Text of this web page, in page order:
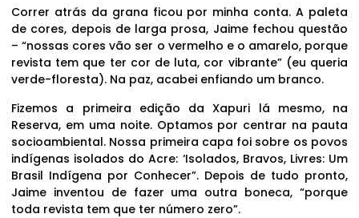
Correr atrás da grana ficou por minha conta. A paleta
de cores, depois de larga prosa, Jaime fechou questão
– “nossas cores vão ser o vermelho e o amarelo, porque
revista tem que ter cor de luta, cor vibrante” (eu queria
verde-floresta). Na paz, acabei enfiando um branco.
Fizemos a primeira edição da Xapuri lá mesmo, na
Reserva, em uma noite. Optamos por centrar na pauta
socioambiental. Nossa primeira capa foi sobre os povos
indígenas isolados do Acre: ‘Isolados, Bravos, Livres: Um
Brasil Indígena por Conhecer”. Depois de tudo pronto,
Jaime inventou de fazer uma outra boneca, “porque
toda revista tem que ter número zero”.